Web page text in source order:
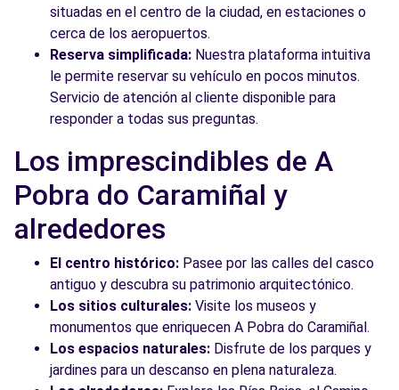
situadas en el centro de la ciudad, en estaciones o
cerca de los aeropuertos.
Reserva simplificada: Nuestra plataforma intuitiva
le permite reservar su vehículo en pocos minutos.
Servicio de atención al cliente disponible para
responder a todas sus preguntas.
Los imprescindibles de A
Pobra do Caramiñal y
alrededores
El centro histórico: Pasee por las calles del casco
antiguo y descubra su patrimonio arquitectónico.
Los sitios culturales: Visite los museos y
monumentos que enriquecen A Pobra do Caramiñal.
Los espacios naturales: Disfrute de los parques y
jardines para un descanso en plena naturaleza.